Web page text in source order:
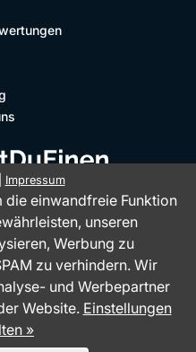
Impressum
einwandfreie Funktion
unseren
Werbung zu
zu verhindern. Wir
und Werbepartner
Website. Einstellungen
»